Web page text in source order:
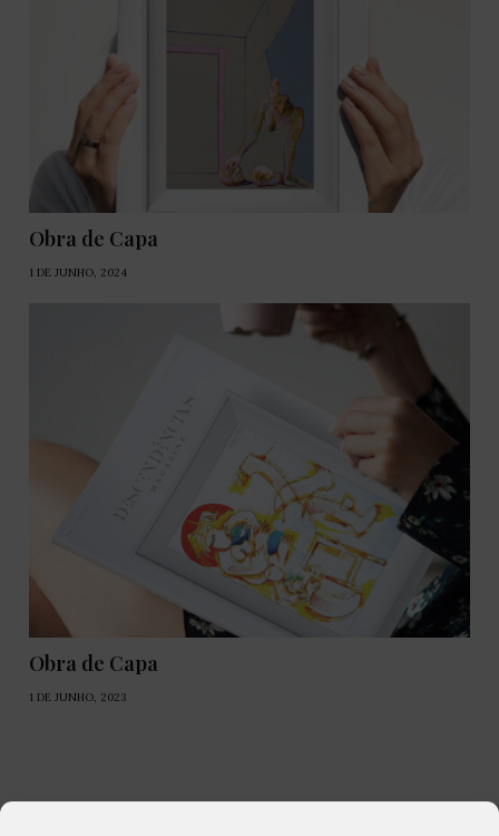
Obra de Capa
1 DE JUNHO, 2024
Obra de Capa
1 DE JUNHO, 2023